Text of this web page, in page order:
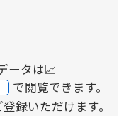
ータは📈
で閲覧できます。
録いただけます。